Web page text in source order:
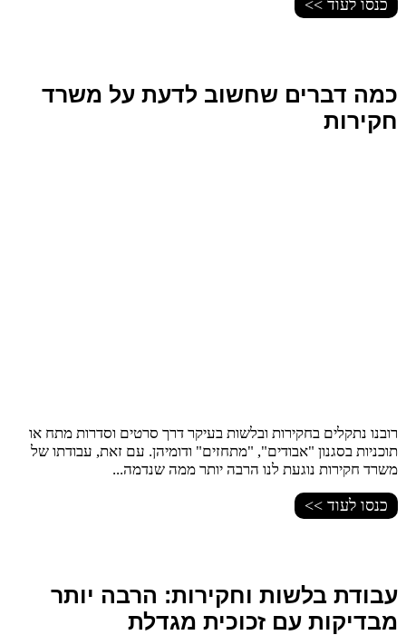
כנסו לעוד >>
כמה דברים שחשוב לדעת על משרד
חקירות
רובנו נתקלים בחקירות ובלשות בעיקר דרך סרטים וסדרות מתח או
תוכניות בסגנון "אבודים", "מתחזים" ודומיהן. עם זאת, עבודתו של
משרד חקירות נוגעת לנו הרבה יותר ממה שנדמה...
כנסו לעוד >>
עבודת בלשות וחקירות: הרבה יותר
מבדיקות עם זכוכית מגדלת